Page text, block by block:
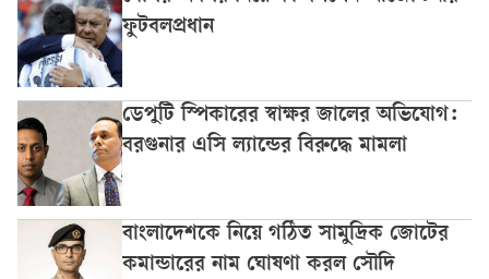
ফুটবলপ্রধান
ডেপুটি স্পিকারের স্বাক্ষর জালের অভিযোগ:
বরগুনার এসি ল্যান্ডের বিরুদ্ধে মামলা
বাংলাদেশকে নিয়ে গঠিত সামুদ্রিক জোটের
কমান্ডারের নাম ঘোষণা করল সৌদি